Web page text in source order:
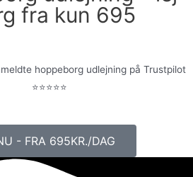
fra kun 695
hoppeborg udlejning på Trustpilot
⭐️⭐️⭐️⭐️⭐️
- FRA 695KR./DAG